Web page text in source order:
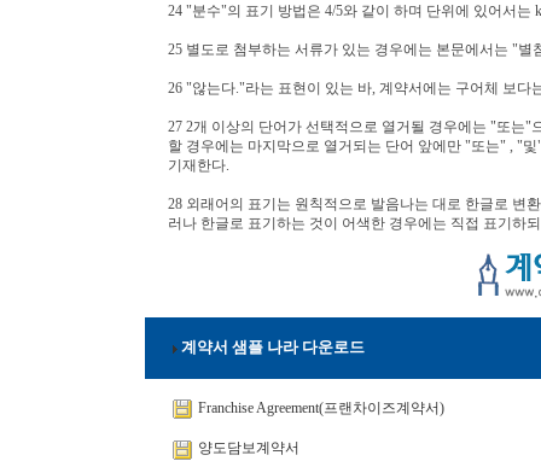
24 "분수"의 표기 방법은 4/5와 같이 하며 단위에 있어서는
25 별도로 첨부하는 서류가 있는 경우에는 본문에서는 "
26 "않는다."라는 표현이 있는 바, 계약서에는 구어체 보
27 2개 이상의 단어가 선택적으로 열거될 경우에는 "또는
할 경우에는 마지막으로 열거되는 단어 앞에만 "또는" , "
기재한다.
28 외래어의 표기는 원칙적으로 발음나는 대로 한글로 변
러나 한글로 표기하는 것이 어색한 경우에는 직접 표기하
계약서 샘플 나라 다운로드
Franchise Agreement(프랜차이즈계약서)
양도담보계약서